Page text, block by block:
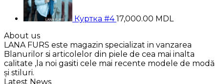
Куртка #4 17,000.00 MDL
About us
LANA FURS este magazin specializat in vanzarea
Blanurilor si articolelor din piele de cea mai inalta
calitate ,la noi gasiti cele mai recente modele de modă
și stiluri.
Latest News